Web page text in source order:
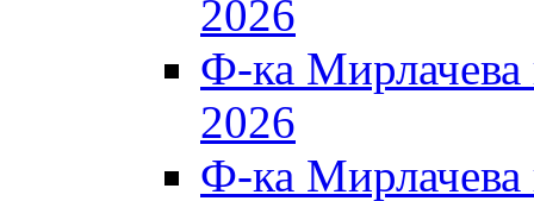
2026
Ф-ка
2026
Ф-ка